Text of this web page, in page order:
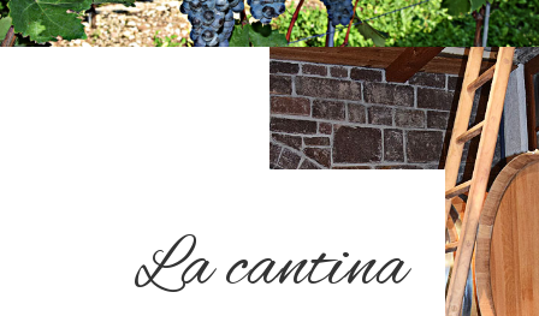
La cantina